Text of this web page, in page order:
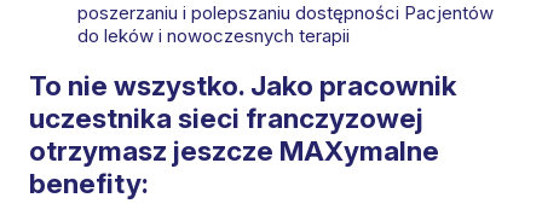
poszerzaniu i polepszaniu dostępności Pacjentów
do leków i nowoczesnych terapii
To nie wszystko. Jako pracownik
uczestnika sieci franczyzowej
otrzymasz jeszcze MAXymalne
benefity: